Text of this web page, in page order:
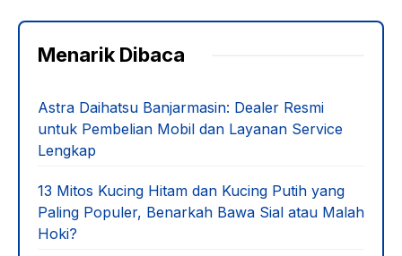
Menarik Dibaca
Astra Daihatsu Banjarmasin: Dealer Resmi
untuk Pembelian Mobil dan Layanan Service
Lengkap
13 Mitos Kucing Hitam dan Kucing Putih yang
Paling Populer, Benarkah Bawa Sial atau Malah
Hoki?